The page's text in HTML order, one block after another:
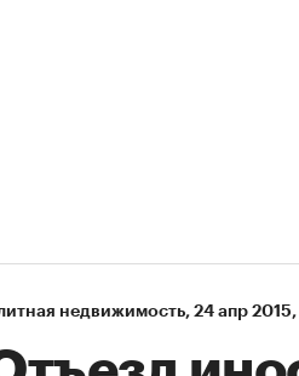
недвижимость⁠, 24 апр